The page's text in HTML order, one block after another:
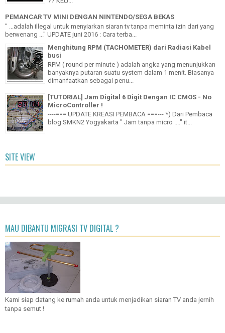
PEMANCAR TV MINI DENGAN NINTENDO/SEGA BEKAS
" ...adalah illegal untuk menyiarkan siaran tv tanpa meminta izin dari yang
berwenang ..." UPDATE juni 2016 : Cara terba...
Menghitung RPM (TACHOMETER) dari Radiasi Kabel
busi
RPM ( round per minute ) adalah angka yang menunjukkan
banyaknya putaran suatu system dalam 1 menit. Biasanya
dimanfaatkan sebagai penu...
[TUTORIAL] Jam Digital 6 Digit Dengan IC CMOS - No
MicroController !
----=== UPDATE KREASI PEMBACA ===--- *) Dari Pembaca
blog SMKN2 Yogyakarta " Jam tanpa micro ...." it...
SITE VIEW
MAU DIBANTU MIGRASI TV DIGITAL ?
Kami siap datang ke rumah anda untuk menjadikan siaran TV anda jernih
tanpa semut !